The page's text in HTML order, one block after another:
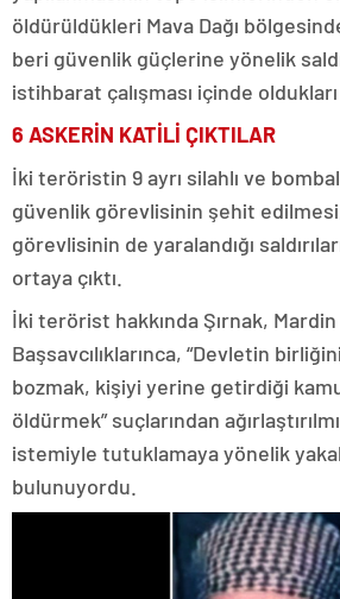
öldürüldükleri Mava Dağı
beri güvenlik güçlerine yönelik
istihbarat çalışması içinde
6 ASKERİN KATİLİ ÇIKTILAR
İki teröristin 9 ayrı silahlı ve
güvenlik görevlisinin şehit
görevlisinin de yaralandığı
ortaya çıktı.
İki terörist hakkında Şırnak,
Başsavcılıklarınca, “Devletin
bozmak, kişiyi yerine getirdiği
öldürmek” suçlarından
istemiyle tutuklamaya yönelik
bulunuyordu.